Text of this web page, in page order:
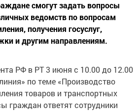
смогут задать вопросы
ведомств по вопросам
получения госуслуг,
и другим направлениям.
РФ в РТ 3 июня с 10.00 до 12.00
по теме «Производство
товаров и транспортных
граждан ответят сотрудники